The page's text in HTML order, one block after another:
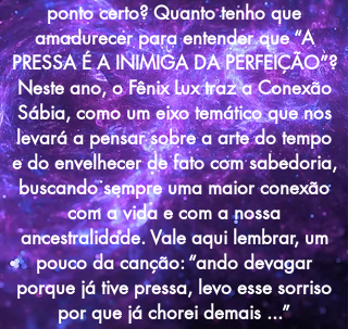
ponto certo? Quanto tenho que
amadurecer para entender que “A
PRESSA É A INIMIGA DA PERFEIÇÃO”?
Neste ano, o Fênix Lux traz a Conexão
Sábia, como um eixo temático que nos
levará a pensar sobre a arte do tempo
e do envelhecer de fato com sabedoria,
buscando sempre uma maior conexão
com a vida e com a nossa
ancestralidade. Vale aqui lembrar, um
pouco da canção: “ando devagar
porque já tive pressa, levo esse sorriso
por que já chorei demais ...”